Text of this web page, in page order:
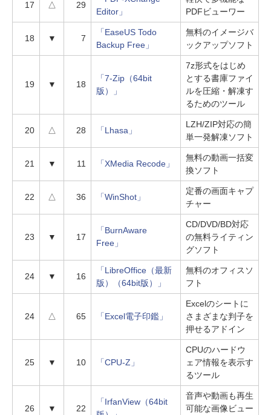
17 △ 29
Editor」
PDFビューワー
18 ▼ 7
「EaseUS Todo
Backup Free」
無料のイメージバ
ックアップソフト
19 ▼ 18
「7-Zip（64bit
版）」
7z形式をはじめ
とする書庫ファイ
ルを圧縮・解凍す
るためのツール
20 △ 28 「Lhasa」
LZH/ZIP対応の簡
単一発解凍ソフト
21 ▼ 11 「XMedia Recode」
無料の動画一括変
換ソフト
22 △ 36 「WinShot」
定番の画面キャプ
チャー
23 ▼ 17
「BurnAware
Free」
CD/DVD/BD対応
の無料ライティン
グソフト
24 ▼ 16
「LibreOffice（最新
版）（64bit版）」
無料のオフィスソ
フト
24 △ 65 「Excel電子印鑑」
Excelのシートに
さまざまな判子を
押せるアドイン
25 ▼ 10 「CPU-Z」
CPUのハードウ
ェア情報を表示す
るツール
26 ▼ 22
「IrfanView（64bit
音声や動画も再生
可能な画像ビュー